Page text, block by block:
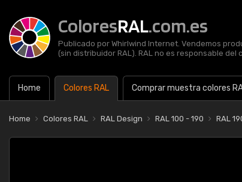
ColoresRAL.com.es
Publicado por Whirlwind Internet. Vendemos
(sin distribuidor RAL). RAL no es responsable del
Home Colores RAL Comprar muestra colores
Home Colores RAL RAL Design RAL 100 - 190 RAL